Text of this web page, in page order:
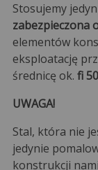
Stosujemy
zabezpieczona
elementów
eksploatację
średnicę ok. fi
UWAGA!
Stal, która nie
jedynie
konstrukcji